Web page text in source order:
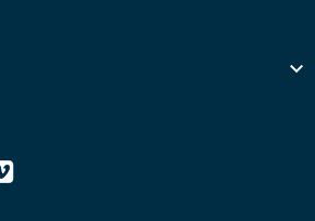
